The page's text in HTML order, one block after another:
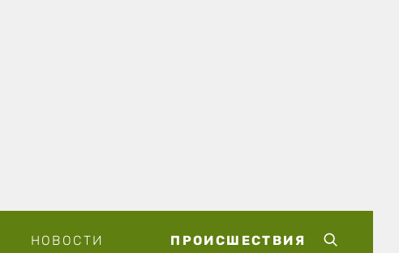
НОВОСТИ ПРОИСШЕСТВИЯ